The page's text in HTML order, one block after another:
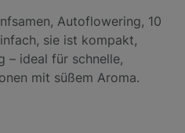
Autoflowering, 10
sie ist kompakt,
– ideal für schnelle,
mit süßem Aroma.